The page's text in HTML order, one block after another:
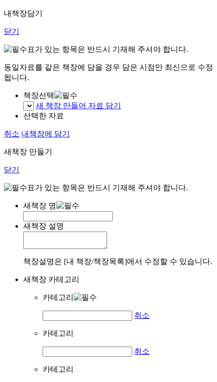
내책장담기
닫기
표가 있는 항목은 반드시 기재해 주셔야 합니다.
동일자료를 같은 책장에 담을 경우 담은 시점만 최신으로 수정
됩니다.
책장선택
새 책장 만들어 자료 담기
선택한 자료
취소 내책장에 담기
새책장 만들기
닫기
표가 있는 항목은 반드시 기재해 주셔야 합니다.
새책장 명
새책장 설명
책장설명은 [내 책장/책장목록]에서 수정할 수 있습니다.
새책장 카테고리
카테고리
취소
카테고리
취소
카테고리